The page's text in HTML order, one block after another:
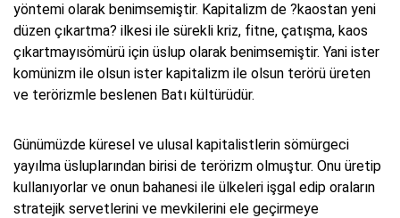
yöntemi olarak benimsemiştir. Kapitalizm de ?kaostan yeni
düzen çıkartma? ilkesi ile sürekli kriz, fitne, çatışma, kaos
çıkartmayısömürü için üslup olarak benimsemiştir. Yani ister
komünizm ile olsun ister kapitalizm ile olsun terörü üreten
ve terörizmle beslenen Batı kültürüdür.
Günümüzde küresel ve ulusal kapitalistlerin sömürgeci
yayılma üsluplarından birisi de terörizm olmuştur. Onu üretip
kullanıyorlar ve onun bahanesi ile ülkeleri işgal edip oraların
stratejik servetlerini ve mevkilerini ele geçirmeye